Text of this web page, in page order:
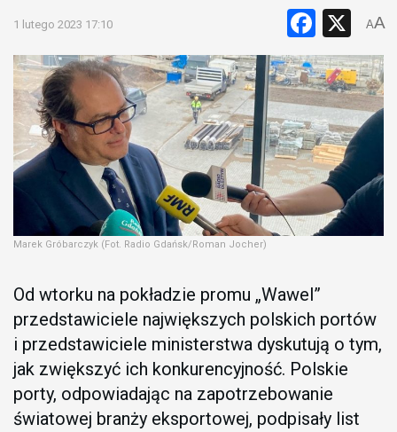
1 lutego 2023 17:10 X
AA
Marek Gróbarczyk (Fot. Radio Gdańsk/Roman Jocher)
Od wtorku na pokładzie promu „Wawel”
przedstawiciele największych polskich portów
i przedstawiciele ministerstwa dyskutują o tym,
jak zwiększyć ich konkurencyjność. Polskie
porty, odpowiadając na zapotrzebowanie
światowej branży eksportowej, podpisały list